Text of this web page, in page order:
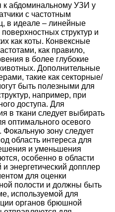
абдоминальному УЗИ у
с частотным
в идеале – линейные
структур и
как коты. Конвексные
как правило,
в более глубокие
Дополнительные
такие как секторные/
быть полезными для
например, при
доступа. Для
в ткани следует выбирать
оптимального осевого
зону следует
область интереса для
и уменьшения
особенно в области
энергетический допплер
для оценки
полости и должны быть
используемой для
органов брюшной